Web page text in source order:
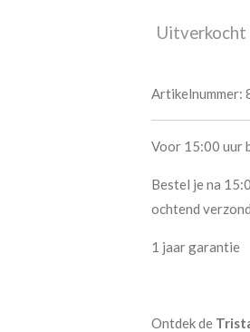
Uitverkocht
Artikelnummer:
Voor 15:00 uur
Bestel je na
ochtend
1 jaar garantie
Ontdek de